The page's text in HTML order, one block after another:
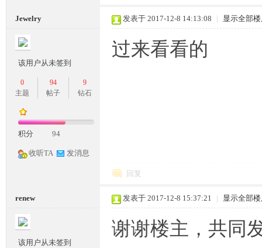
Jewelry
该用户从未签到
0
主题
94
帖子
9
钻石
积分 94
收听TA 发消息
发表于 2017-12-8 14:13:08 | 显示全部
过来看看的
回复
renew
该用户从未签到
发表于 2017-12-8 15:37:21 | 显示全部
谢谢楼主，共同